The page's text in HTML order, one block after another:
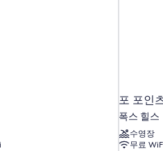
포 포인
폭스 힐스
수영장
무료